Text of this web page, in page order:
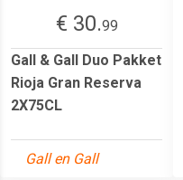
€ 30.99
Gall & Gall Duo Pakket
Rioja Gran Reserva
2X75CL
Gall en Gall